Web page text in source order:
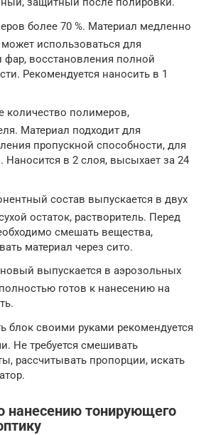
более 70 %. Материал медленно
использоваться для
фар, восстановления полной
Рекомендуется наносить в 1
количество полимеров,
Материал подходит для
пропускной способности, для
Наносится в 2 слоя, высыхает за 24
состав выпускается в двух
остаток, растворитель. Перед
смешать вещества,
материал через сито.
выпускается в аэрозольных
готов к нанесению на
блок своими руками рекомендуется
Не требуется смешивать
рассчитывать пропорции, искать
нанесению тонирующего